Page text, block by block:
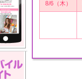
8/6（木）